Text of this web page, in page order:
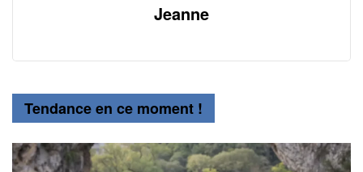
Jeanne
Tendance en ce moment !